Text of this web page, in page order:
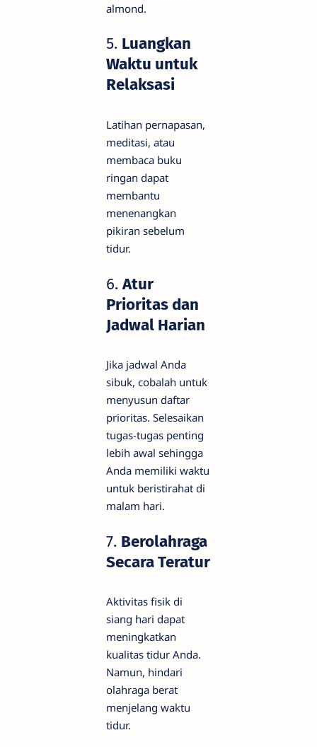
almond.
5. Luangkan
Waktu untuk
Relaksasi
Latihan pernapasan,
meditasi, atau
membaca buku
ringan dapat
membantu
menenangkan
pikiran sebelum
tidur.
6.Atur
Prioritas dan
Jadwal Harian
Jika jadwal Anda
sibuk, cobalah untuk
menyusun daftar
prioritas. Selesaikan
tugas-tugas penting
lebih awal sehingga
Anda memiliki waktu
untuk beristirahat di
malam hari.
7. Berolahraga
Secara Teratur
Aktivitas fisik di
siang hari dapat
meningkatkan
kualitas tidur Anda.
Namun, hindari
olahraga berat
menjelang waktu
tidur.